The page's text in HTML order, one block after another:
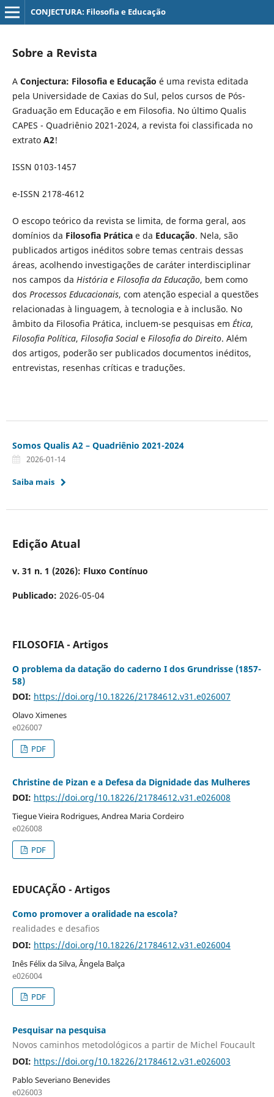
CONJECTURA: Filosofia e Educação
Sobre a Revista
A Conjectura: Filosofia e Educação é uma revista editada
pela Universidade de Caxias do Sul, pelos cursos de Pós-
Graduação em Educação e em Filosofia. No último Qualis
CAPES - Quadriênio 2021-2024, a revista foi classificada no
extrato A2!
ISSN 0103-1457
e-ISSN 2178-4612
O escopo teórico da revista se limita, de forma geral, aos
domínios da Filosofia Práticae da Educação. Nela, são
publicados artigos inéditos sobre temas centrais dessas
áreas, acolhendo investigações de caráter interdisciplinar
nos campos da História e Filosofia da Educação, bem como
dos Processos Educacionais, com atenção especial a questões
relacionadas à linguagem, à tecnologia e à inclusão. No
âmbito da Filosofia Prática, incluem-se pesquisas em Ética,
Filosofia Política, Filosofia Sociale Filosofia do Direito. Além
dos artigos, poderão ser publicados documentos inéditos,
entrevistas, resenhas críticas e traduções.
Somos Qualis A2 – Quadriênio 2021-2024
2026-01-14
Saiba mais
Edição Atual
v. 31 n. 1 (2026): Fluxo Contínuo
Publicado: 2026-05-04
FILOSOFIA - Artigos
O problema da datação do caderno I dos Grundrisse (1857-
58)
DOI: https://doi.org/10.18226/21784612.v31.e026007
Olavo Ximenes
e026007
PDF
Christine de Pizan e a Defesa da Dignidade das Mulheres
DOI: https://doi.org/10.18226/21784612.v31.e026008
Tiegue Vieira Rodrigues, Andrea Maria Cordeiro
e026008
PDF
EDUCAÇÃO - Artigos
Como promover a oralidade na escola?
realidades e desafios
DOI: https://doi.org/10.18226/21784612.v31.e026004
Inês Félix da Silva, Ângela Balça
e026004
PDF
Pesquisar na pesquisa
Novos caminhos metodológicos a partir de Michel Foucault
DOI: https://doi.org/10.18226/21784612.v31.e026003
Pablo Severiano Benevides
e026003